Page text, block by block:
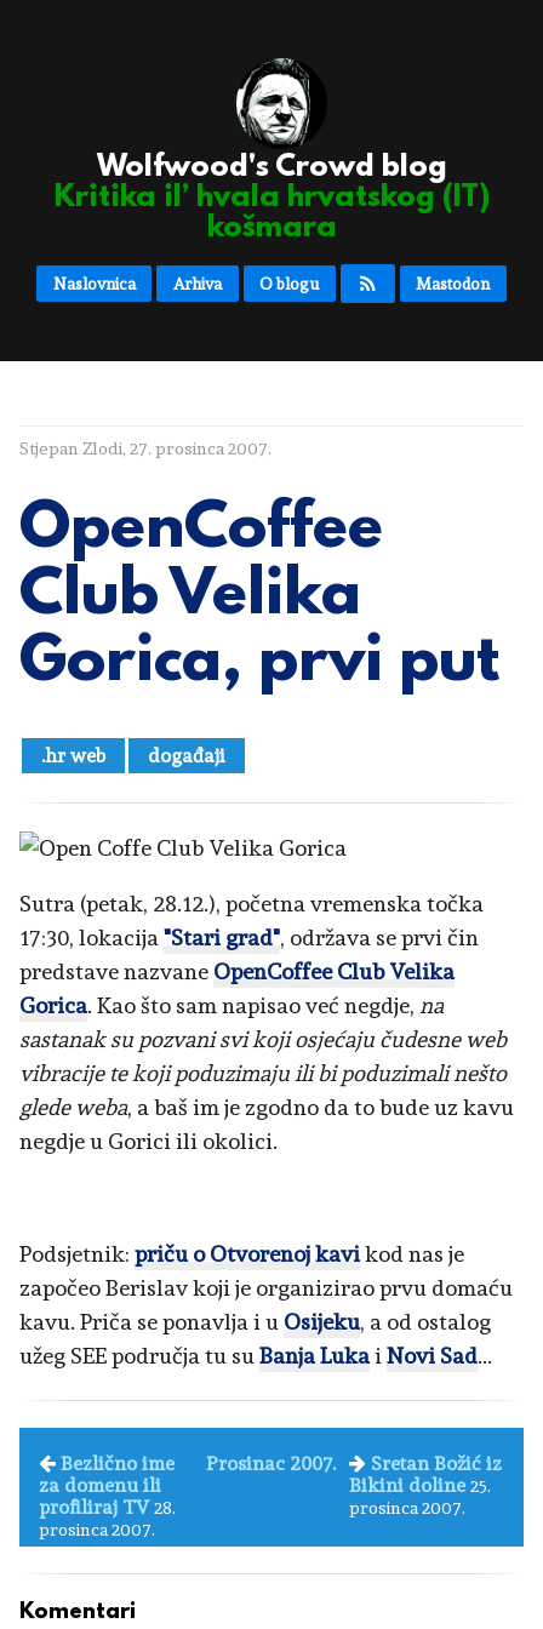
Wolfwood's Crowd blog
Kritika il’ hvala hrvatskog (IT)
košmara
Naslovnica Arhiva O blogu Mastodon
Stjepan Zlodi, 27. prosinca 2007.
OpenCoffee
Club Velika
Gorica, prvi put
.hr web događaji
Sutra (petak, 28.12.), početna vremenska točka
17:30, lokacija "Stari grad", održava se prvi čin
predstave nazvane OpenCoffee Club Velika
Gorica. Kao što sam napisao već negdje, na
sastanak su pozvani svi koji osjećaju čudesne web
vibracije te koji poduzimaju ili bi poduzimali nešto
glede weba, a baš im je zgodno da to bude uz kavu
negdje u Gorici ili okolici.
Podsjetnik: priču o Otvorenoj kavikod nas je
započeo Berislav koji je organizirao prvu domaću
kavu. Priča se ponavlja i u Osijeku, a od ostalog
užeg SEE područja tu su Banja Lukai Novi Sad...
Bezlično ime
za domenu ili
profiliraj TV 28.
prosinca 2007.
Prosinac 2007.
Sretan Božić iz
Bikini doline 25.
prosinca 2007.
Komentari